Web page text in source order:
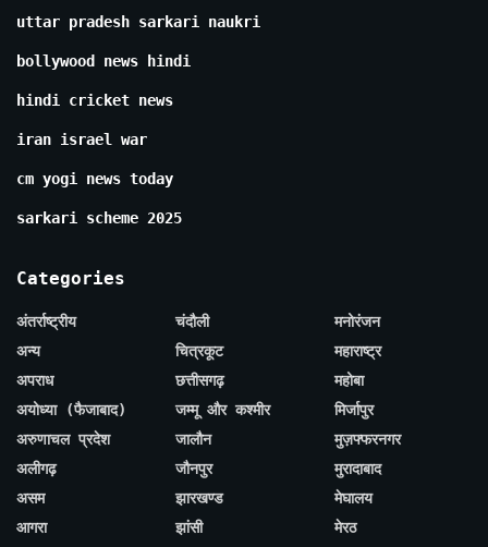
uttar pradesh sarkari naukri
bollywood news hindi
hindi cricket news
iran israel war
cm yogi news today
sarkari scheme 2025
Categories
अंतर्राष्ट्रीय
अन्य
अपराध
अयोध्या (फैजाबाद)
अरुणाचल प्रदेश
अलीगढ़
असम
आगरा
चंदौली
चित्रकूट
छत्तीसगढ़
जम्मू और कश्मीर
जालौन
जौनपुर
झारखण्ड
झांसी
मनोरंजन
महाराष्ट्र
महोबा
मिर्जापुर
मुज़फ्फरनगर
मुरादाबाद
मेघालय
मेरठ